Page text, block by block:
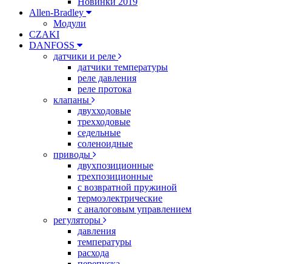
Allen-Bradley
Модули
CZAKI
DANFOSS
датчики и реле
датчики температуры
реле давления
реле протока
клапаны
двухходовые
трехходовые
седельные
соленоидные
приводы
двухпозиционные
трехпозиционные
с возвратной пружиной
термоэлектрические
с аналоговым управлением
регуляторы
давления
температуры
расхода